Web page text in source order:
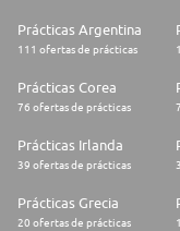
Prácticas Argentina
111 ofertas de prácticas
Prácticas Corea
76 ofertas de prácticas
Prácticas Irlanda
39 ofertas de prácticas
Prácticas Grecia
20 ofertas de prácticas